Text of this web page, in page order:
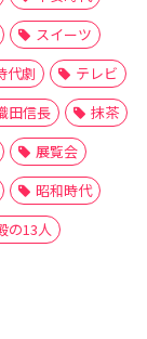
スイーツ
代劇
テレビ
田信長
抹茶
展覧会
昭和時代
の13人